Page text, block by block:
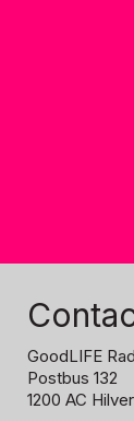
GoodLIFE
Postbus 132
1200 AC